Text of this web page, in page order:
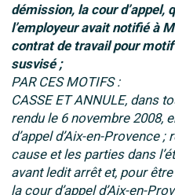
démission, la cour d’appel,
l’employeur avait notifié à
contrat de travail pour
susvisé ;
PAR CES MOTIFS :
CASSE ET ANNULE, dans
rendu le 6 novembre 2008,
d’appel d’Aix-en-Provence
cause et les parties dans
avant ledit arrêt et, pour
la cour d’appel d’Aix-en-